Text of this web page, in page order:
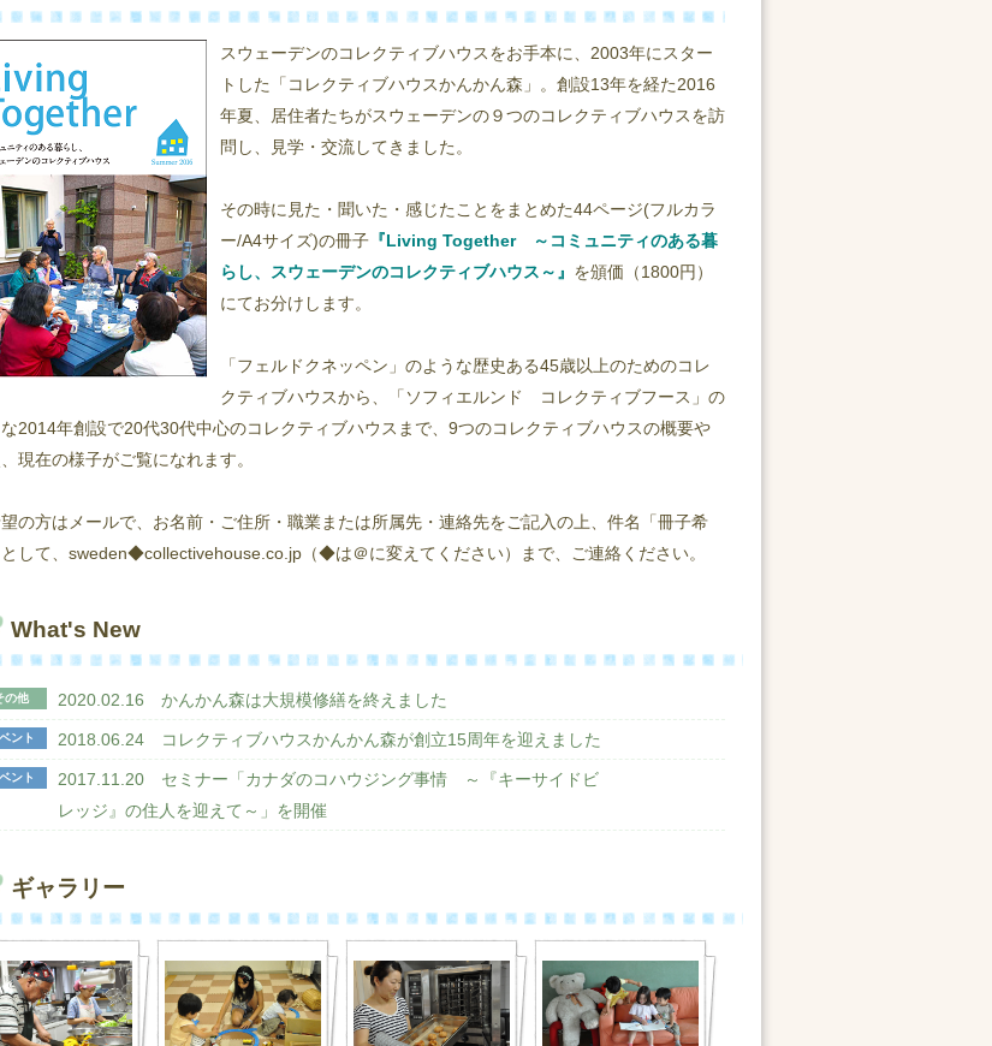
スウェーデンのコレクティブハウスをお手本に、2003年にスター
トした「コレクティブハウスかんかん森」。創設13年を経た2016
年夏、居住者たちがスウェーデンの９つのコレクティブハウスを訪
問し、見学・交流してきました。
その時に見た・聞いた・感じたことをまとめた44ページ(フルカラ
ー/A4サイズ)の冊子 『Living Together ～コミュニティのある暮
らし、スウェーデンのコレクティブハウス～』 を頒価（1800円）
にてお分けします。
「フェルドクネッペン」のような歴史ある45歳以上のためのコレ
クティブハウスから、「ソフィエルンド コレクティブフース」の
な2014年創設で20代30代中心のコレクティブハウスまで、9つのコレクティブハウスの概要や
現在の様子がご覧になれます。
望の方はメールで、お名前・ご住所・職業または所属先・連絡先をご記入の上、件名「冊子希
して、sweden◆collectivehouse.co.jp（◆は＠に変えてください）まで、ご連絡ください。
What's New
の他 2020.02.16 かんかん森は大規模修繕を終えました
ント 2018.06.24 コレクティブハウスかんかん森が創立15周年を迎えました
ント
2017.11.20 セミナー「カナダのコハウジング事情 ～『キーサイドビ
レッジ』の住人を迎えて～」を開催
ギャラリー